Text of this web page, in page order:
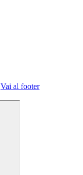
Vai al footer